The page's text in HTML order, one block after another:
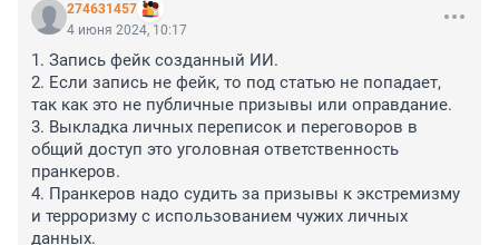
274631457
4 июня 2024, 10:17
1. Запись фейк созданный ИИ.
2. Если запись не фейк, то под статью не попадает,
так как это не публичные призывы или оправдание.
3. Выкладка личных переписок и переговоров в
общий доступ это уголовная ответственность
пранкеров.
4. Пранкеров надо судить за призывы к экстремизму
и терроризму с использованием чужих личных
данных.